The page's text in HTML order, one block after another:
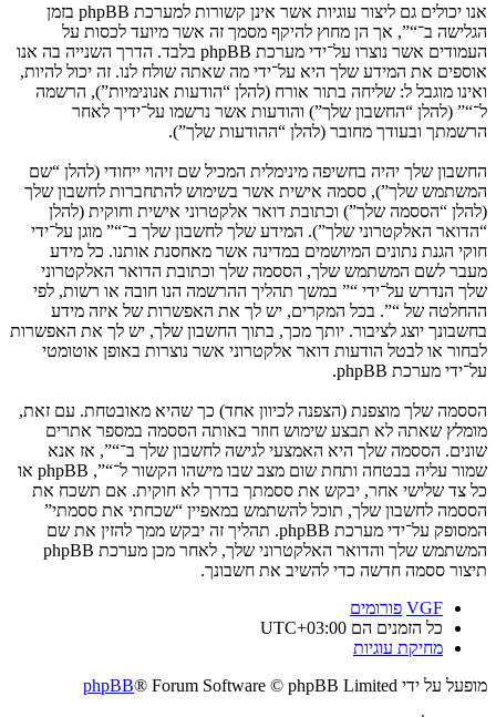
אנו יכולים גם ליצור עוגיות אשר אינן קשורות למערכת phpBB בזמן
הגלישה ב־“”, אך הן מחוץ להיקף מסמך זה אשר מיועד לכסות על
העמודים אשר נוצרו על־ידי מערכת phpBB בלבד. הדרך השנייה בה אנו
אוספים את המידע שלך היא על־ידי מה שאתה שולח לנו. זה יכול להיות,
ואינו מוגבל ל: שליחה בתור אורח (להלן “הודעות אנונימיות”), הרשמה
ל־“” (להלן “החשבון שלך”) והודעות אשר נרשמו על־ידיך לאחר
הרשמתך ובעודך מחובר (להלן “ההודעות שלך”).
החשבון שלך יהיה בחשיפה מינימלית המכיל שם זיהוי ייחודי (להלן “שם
המשתמש שלך”), ססמה אישית אשר בשימוש להתחברות לחשבון שלך
(להלן “הססמה שלך”) וכתובת דואר אלקטרוני אישית וחוקית (להלן
“הדואר האלקטרוני שלך”). המידע שלך לחשבון שלך ב־“” מוגן על־ידי
חוקי הגנת נתונים המיושמים במדינה אשר מאחסנת אותנו. כל מידע
מעבר לשם המשתמש שלך, הססמה שלך וכתובת הדואר האלקטרוני
שלך הנדרש על־ידי “” במשך תהליך ההרשמה הנו חובה או רשות, לפי
ההחלטה של “”. בכל המקרים, יש לך את האפשרות של איזה מידע
בחשבונך יוצג לציבור. יותך מכך, בתוך החשבון שלך, יש לך את האפשרות
לבחור או לבטל הודעות דואר אלקטרוני אשר נוצרות באופן אוטומטי
על־ידי מערכת phpBB.
הססמה שלך מוצפנת (הצפנה לכיוון אחד) כך שהיא מאובטחת. עם זאת,
מומלץ שאתה לא תבצע שימוש חוזר באותה הססמה במספר אתרים
שונים. הססמה שלך היא האמצעי לגישה לחשבון שלך ב־“”, אז אנא
שמור עליה בבטחה ותחת שום מצב שבו מישהו הקשור ל־“”, phpBB או
כל צד שלישי אחר, יבקש את ססמתך בדרך לא חוקית. אם תשכח את
הססמה לחשבון שלך, תוכל להשתמש במאפיין “שכחתי את ססמתי”
המסופק על־ידי מערכת phpBB. תהליך זה יבקש ממך להזין את שם
המשתמש שלך והדואר האלקטרוני שלך, לאחר מכן מערכת phpBB
תיצור ססמה חדשה כדי להשיב את חשבונך.
VGF פורומים
כל הזמנים הם UTC+03:00
מחיקת עוגיות
מופעל על ידי
phpBB® Forum Software © phpBB Limited